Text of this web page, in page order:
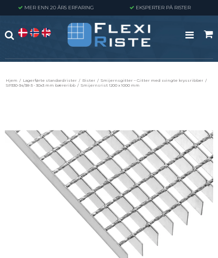
MER ENN 20 ÅRS ERFARING EKSPERTER PÅ RISTER
Hjem / Lagerførte standardrister / Rister / Smijernsgitter – Gitter med svingte kryssribber /
SP330-34/38-3 - 30x3 mm bæreribb / Smijernsrist 1200 x 1000 mm